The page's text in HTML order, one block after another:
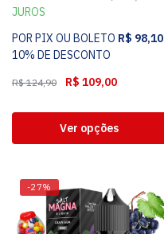
JUROS
POR PIX OU BOLETO R$ 98,10
10% DE DESCONTO
R$124,90 R$ 109,00
Ver opções
-27%